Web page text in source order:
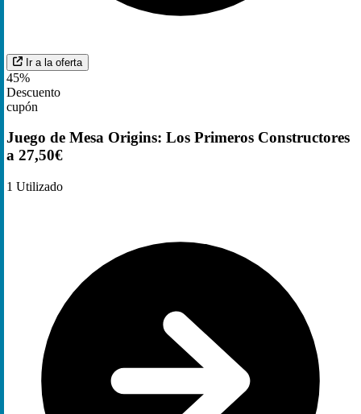
Ir a la oferta
45%
Descuento
cupón
Juego de Mesa Origins: Los Primeros Constructores
a 27,50€
1 Utilizado